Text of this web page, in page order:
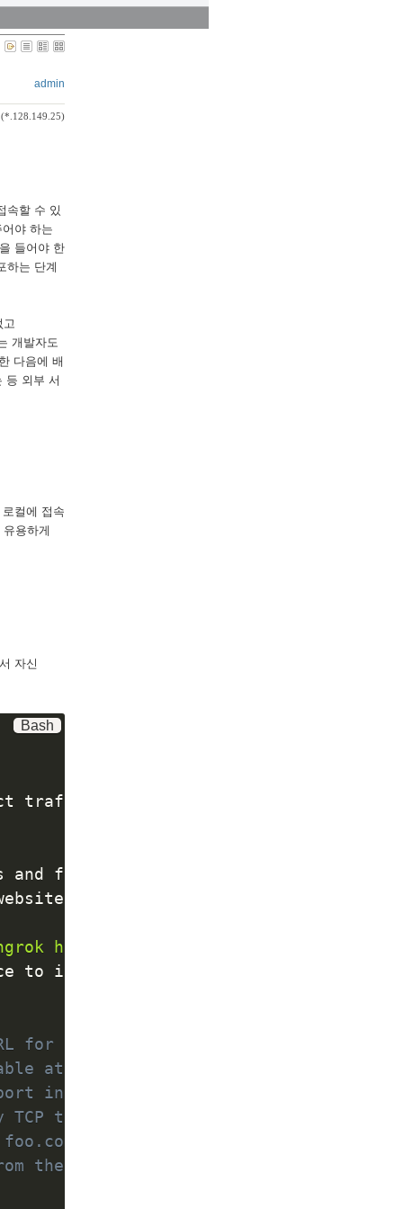
admin
(*.128.149.25)
속할 수 있
야 하는
들어야 한
하는 단계
고
개발자도
다음에 배
등 외부 서
컬에 접속
용하게
자신
traffic
and firewalls to the
build/test
help <command>'
to inspect traffic.
for port 80 web server
at baz.ngrok.io
instead of localhost
TCP traffic to port 22
to port 443
the configuration file
Bash